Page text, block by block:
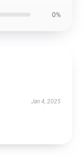
0%
Jan 4, 2025